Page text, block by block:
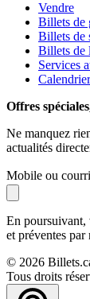
Vendre
Billets de
Billets de
Billets de
Services
Calendrier
Offres
Ne manquez
actualités
Mobile ou
En poursuivant,
et préventes par
© 2026
Tous droits